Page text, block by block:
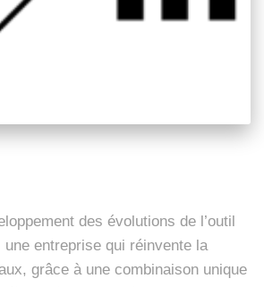
des évolutions de l’outil
entreprise qui réinvente la
grâce à une combinaison unique